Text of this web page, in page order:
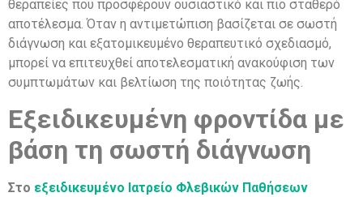
θεραπείες που προσφέρουν ουσιαστικό και πιο σταθερό
αποτέλεσμα. Όταν η αντιμετώπιση βασίζεται σε σωστή
διάγνωση και εξατομικευμένο θεραπευτικό σχεδιασμό,
μπορεί να επιτευχθεί αποτελεσματική ανακούφιση των
συμπτωμάτων και βελτίωση της ποιότητας ζωής.
Εξειδικευμένη φροντίδα με
βάση τη σωστή διάγνωση
Στο εξειδικευμένο Ιατρείο Φλεβικών Παθήσεων